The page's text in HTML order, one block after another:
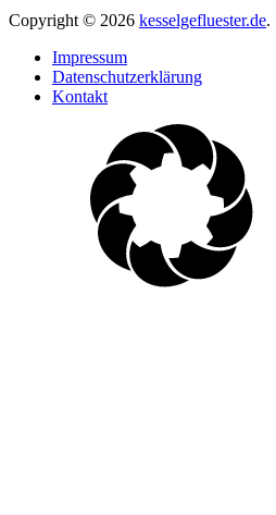
Copyright © 2026 kesselgefluester.de.
Impressum
Datenschutzerklärung
Kontakt